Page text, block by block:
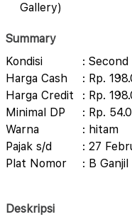
Gallery)
Summary
Kondisi
: Second
Harga Cash
: Rp.
Harga Credit
: Rp.
Minimal DP
: Rp.
Warna
: hitam
Pajak s/d
: 27
Plat Nomor
: B Ganjil
Deskripsi